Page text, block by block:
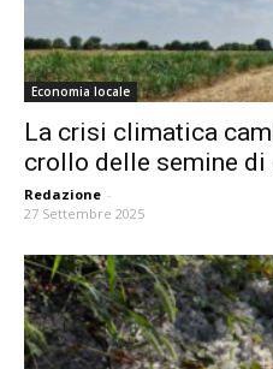
Economia locale
La crisi climatica
crollo delle semine di
Redazione -
27 Settembre 2025